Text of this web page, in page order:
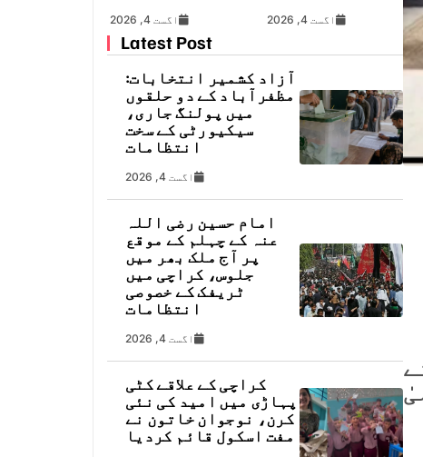
اگست 4, 2026 اگست 4, 2026
Latest Post
آزاد کشمیر انتخابات:
مظفرآباد کے دو حلقوں
میں پولنگ جاری،
سیکیورٹی کے سخت
انتظامات
اگست 4, 2026
امام حسین رضی اللہ
عنہ کے چہلم کے موقع
پر آج ملک بھر میں
جلوس، کراچی میں
ٹریفک کے خصوصی
انتظامات
اگست 4, 2026
کراچی کے علاقے کٹی
پہاڑی میں امید کی نئی
کرن، نوجوان خاتون نے
مفت اسکول قائم کردیا